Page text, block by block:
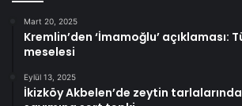
Mart 20, 2025
Kremlin’den ‘İmamoğlu’ açıklaması:
meselesi
Eylül 13, 2025
İkizköy Akbelen’de zeytin